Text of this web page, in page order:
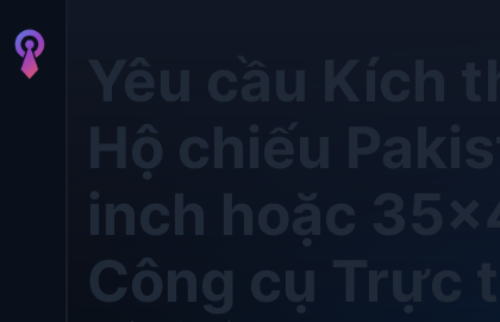
Hộ chiếu
inch hoặc
Công cụ Trực